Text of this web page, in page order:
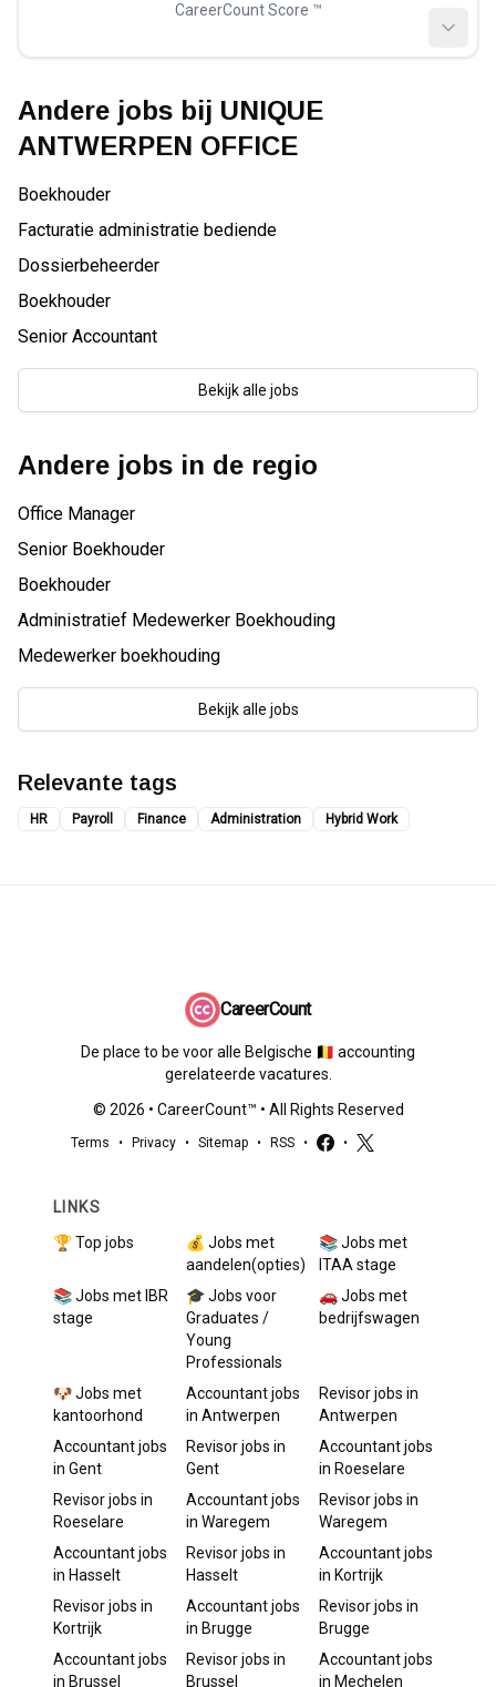
CareerCount Score ™️
Andere jobs bij UNIQUE
ANTWERPEN OFFICE
Boekhouder
Facturatie administratie bediende
Dossierbeheerder
Boekhouder
Senior Accountant
Bekijk alle jobs
Andere jobs in de regio
Office Manager
Senior Boekhouder
Boekhouder
Administratief Medewerker Boekhouding
Medewerker boekhouding
Bekijk alle jobs
Relevante tags
HR Payroll Finance Administration Hybrid Work
CareerCount
De place to be voor alle Belgische 🇧🇪 accounting
gerelateerde vacatures.
© 2026 • CareerCount™ • All Rights Reserved
Terms • Privacy • Sitemap • RSS • •
LINKS
🏆 Top jobs
💰 Jobs met
aandelen(opties)
📚 Jobs met
ITAA stage
📚 Jobs met IBR
stage
🎓 Jobs voor
Graduates /
Young
Professionals
🚗 Jobs met
bedrijfswagen
🐶 Jobs met
kantoorhond
Accountantjobs
in Antwerpen
Revisorjobs in
Antwerpen
Accountantjobs
in Gent
Revisorjobs in
Gent
Accountantjobs
in Roeselare
Revisorjobs in
Roeselare
Accountantjobs
in Waregem
Revisorjobs in
Waregem
Accountantjobs
in Hasselt
Revisorjobs in
Hasselt
Accountantjobs
in Kortrijk
Revisorjobs in
Kortrijk
Accountantjobs
in Brugge
Revisorjobs in
Brugge
Accountantjobs
in Brussel
Revisorjobs in
Brussel
Accountantjobs
in Mechelen